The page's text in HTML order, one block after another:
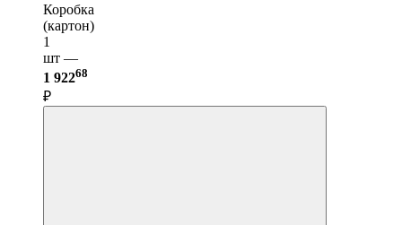
Коробка
(картон)
1
шт —
1 92268
₽